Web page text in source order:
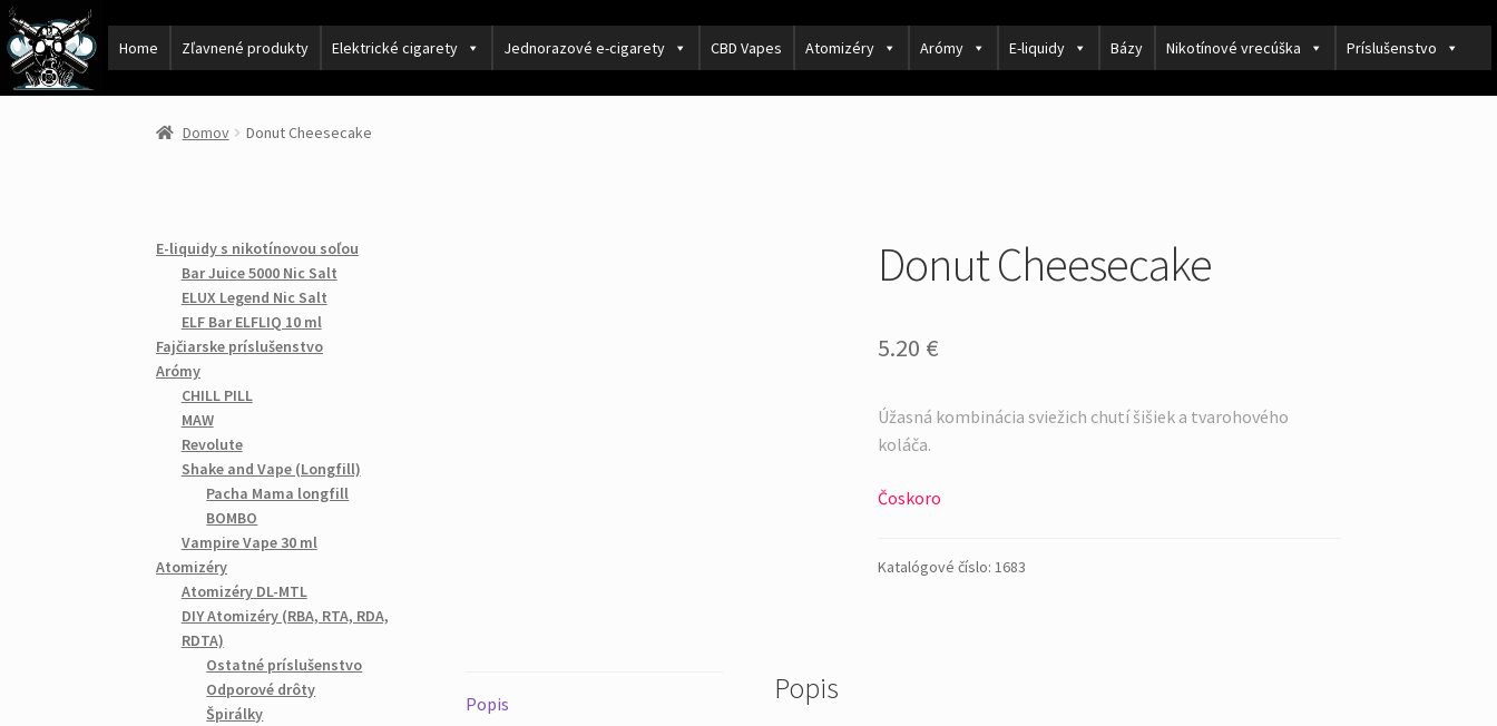
Home Zľavnené produkty Elektrické cigarety Jednorazové e-cigarety CBD Vapes Atomizéry Arómy E-liquidy Bázy Nikotínové vrecúška Príslušenstvo
Domov Donut Cheesecake
Donut Cheesecake
5.20 €
Úžasná kombinácia sviežich chutí šišiek a tvarohového
koláča.
Čoskoro
Katalógové číslo: 1683
Popis Popis
E-liquidy s nikotínovou soľou
Bar Juice 5000 Nic Salt
ELUX Legend Nic Salt
ELF Bar ELFLIQ 10 ml
Fajčiarske príslušenstvo
Arómy
CHILL PILL
MAW
Revolute
Shake and Vape (Longfill)
Pacha Mama longfill
BOMBO
Vampire Vape 30 ml
Atomizéry
Atomizéry DL-MTL
DIY Atomizéry (RBA, RTA, RDA,
RDTA)
Ostatné príslušenstvo
Odporové drôty
Špirálky